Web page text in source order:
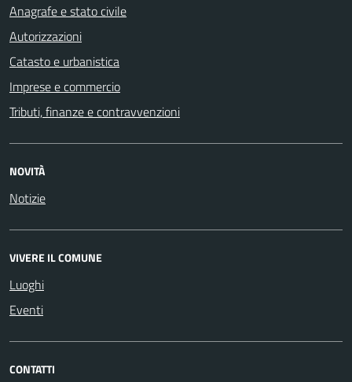
Anagrafe e stato civile
Autorizzazioni
Catasto e urbanistica
Imprese e commercio
Tributi, finanze e contravvenzioni
NOVITÀ
Notizie
VIVERE IL COMUNE
Luoghi
Eventi
CONTATTI